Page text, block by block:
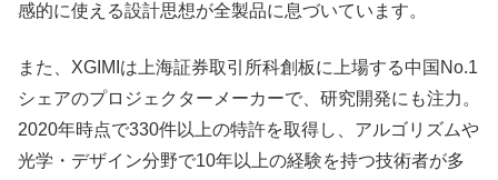
感的に使える設計思想が全製品に息づいています。
また、XGIMIは上海証券取引所科創板に上場する中国No.1
シェアのプロジェクターメーカーで、研究開発にも注力。
2020年時点で330件以上の特許を取得し、アルゴリズムや
光学・デザイン分野で10年以上の経験を持つ技術者が多